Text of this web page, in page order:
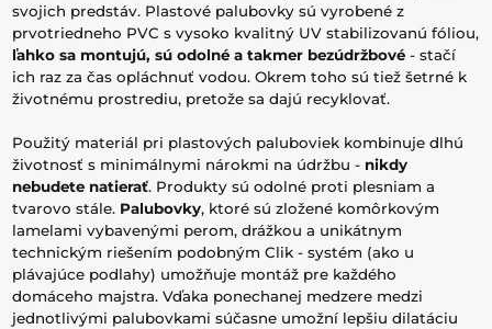
svojich predstáv. Plastové palubovky sú vyrobené z
prvotriedneho PVC s vysoko kvalitný UV stabilizovanú fóliou,
ľahko sa montujú, sú odolné a takmer bezúdržbové - stačí
ich raz za čas opláchnuť vodou. Okrem toho sú tiež šetrné k
životnému prostrediu, pretože sa dajú recyklovať.
Použitý materiál pri plastových paluboviek kombinuje dlhú
životnosť s minimálnymi nárokmi na údržbu - nikdy
nebudete natierať. Produkty sú odolné proti plesniam a
tvarovo stále. Palubovky, ktoré sú zložené komôrkovým
lamelami vybavenými perom, drážkou a unikátnym
technickým riešením podobným Clik - systém (ako u
plávajúce podlahy) umožňuje montáž pre každého
domáceho majstra. Vďaka ponechanej medzere medzi
jednotlivými palubovkami súčasne umožní lepšiu dilatáciu